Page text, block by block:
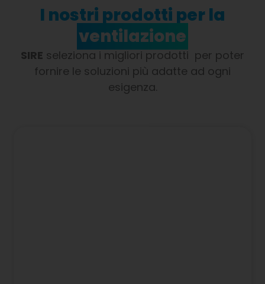
I nostri prodotti per la
ventilazione
SIRE seleziona i migliori prodotti per poter
fornire le soluzioni più adatte ad ogni
esigenza.